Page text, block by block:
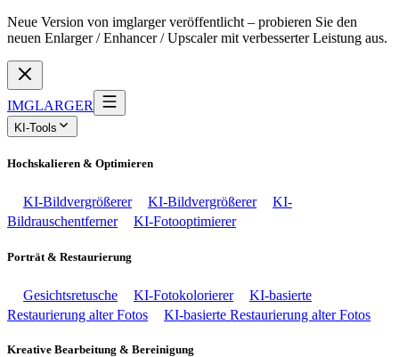
Neue Version von imglarger veröffentlicht – probieren Sie den
neuen Enlarger / Enhancer / Upscaler mit verbesserter Leistung aus.
IMGLARGER
KI-Tools
Hochskalieren & Optimieren
KI-Bildvergrößerer KI-Bildvergrößerer
KI-
Bildrauschentferner
KI-Fotooptimierer
Porträt & Restaurierung
Gesichtsretusche KI-Fotokolorierer
KI-basierte
Restaurierung alter Fotos
KI-basierte Restaurierung alter Fotos
Kreative Bearbeitung & Bereinigung